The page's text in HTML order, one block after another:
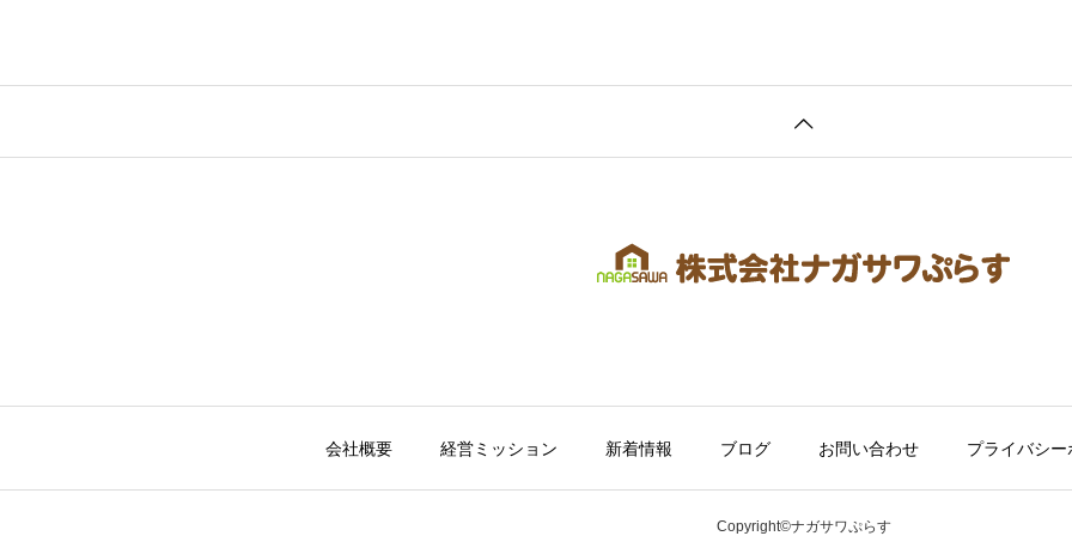
会社概要 経営ミッション 新着情報 ブログ お問い合わせ プライバシー
Copyright©ナガサワぷらす